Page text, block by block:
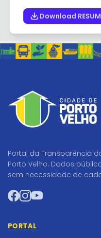
Download
Portal da Transparência
Porto Velho. Dados
sem necessidade de
Facebook
Instagram
YouTube
PORTAL